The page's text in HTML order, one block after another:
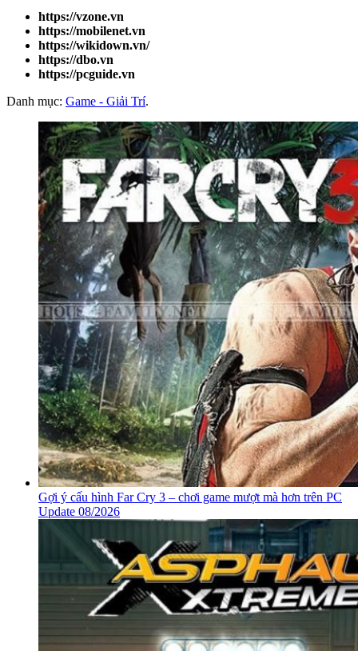
https://vzone.vn
https://mobilenet.vn
https://wikidown.vn/
https://dbo.vn
https://pcguide.vn
Danh mục: Game - Giải Trí.
Gợi ý cấu hình Far Cry 3 – chơi game mượt mà hơn trên PC
Update 08/2026